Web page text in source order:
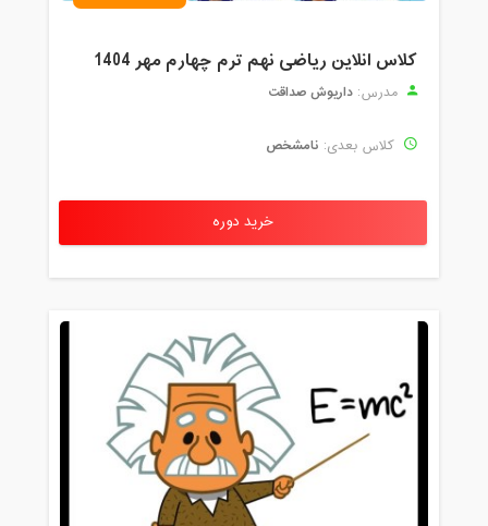
کلاس انلاین ریاضی نهم ترم چهارم مهر 1404
مدرس: داریوش صداقت
کلاس بعدی: نامشخص
خرید دوره